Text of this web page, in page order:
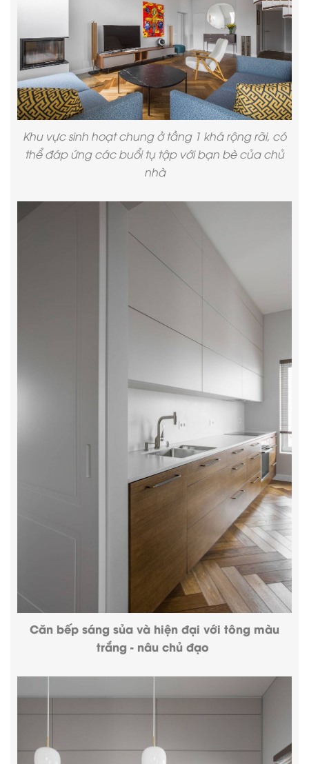
Khu vực sinh hoạt chung ở tầng 1 khá rộng rãi, có
thể đáp ứng các buổi tụ tập với bạn bè của chủ
nhà
Căn bếp sáng sủa và hiện đại với tông màu
trắng - nâu chủ đạo